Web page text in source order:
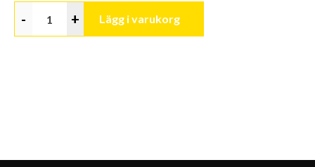
- + Lägg i varukorg